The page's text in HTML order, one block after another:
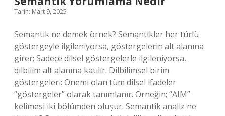
Tarih: Mart 9, 2025
Semantik ne demek örnek? Semantikler her türlü
göstergeyle ilgileniyorsa, göstergelerin alt alanına
girer; Sadece dilsel göstergelerle ilgileniyorsa,
dilbilim alt alanına katılır. Dilbilimsel birim
göstergeleri: Önemi olan tüm dilsel ifadeler
“göstergeler” olarak tanımlanır. Örneğin; “AIM”
kelimesi iki bölümden oluşur. Semantik analiz ne